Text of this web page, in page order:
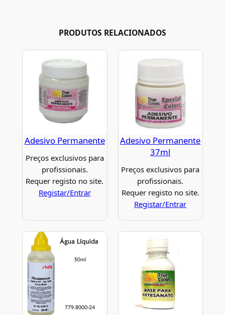
PRODUTOS RELACIONADOS
Adesivo Permanente
Preços exclusivos para
profissionais.
Requer registo no site.
Registar/Entrar
Adesivo Permanente
37ml
Preços exclusivos para
profissionais.
Requer registo no site.
Registar/Entrar